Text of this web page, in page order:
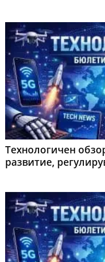
Технологичен
развитие,